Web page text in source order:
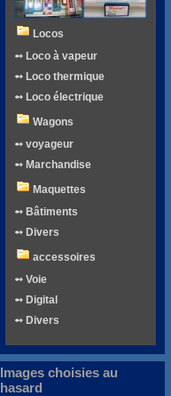
Locos
➻ Loco à vapeur
➻ Loco thermique
➻ Loco électrique
Wagons
➻ voyageur
➻ Marchandise
Maquettes
➻ Bâtiments
➻ Divers
accessoires
➻ Voie
➻ Digital
➻ Divers
Images choisies au
hasard